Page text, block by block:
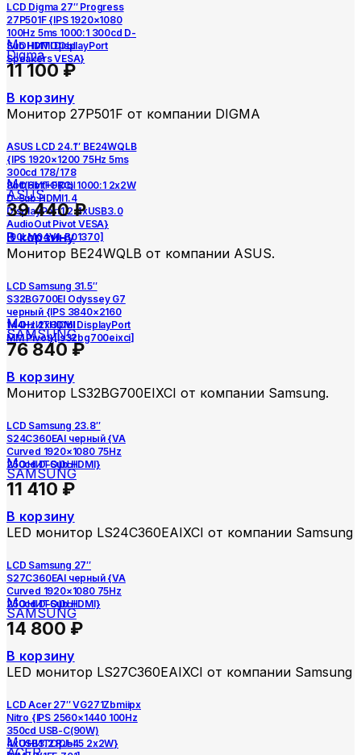
LCD Digma 27″ Progress
27P501F {IPS 1920×1080
100Hz 5ms 1000:1 300cd D-
Sub HDMI DisplayPort
Speakers VESA}
Мониторы
Digma
11 100₽
В корзину
Монитор 27P501F от компании DIGMA
ASUS LCD 24.1″ BE24WQLB
{IPS 1920×1200 75Hz 5ms
300cd 178/178
8bit(6bit+FRC) 1000:1 2x2W
D-Sub HDMI1.4
DisplayPort1.2 4xUSB3.0
AudioOut Pivot VESA}
[90LM04V1-B01370]
Мониторы
ASUS
39 440₽
В корзину
Монитор BE24WQLB от компании ASUS.
LCD Samsung 31.5″
S32BG700EI Odyssey G7
черный {IPS 3840×2160
144Hz 2xHDMI DisplayPort
MM Pivot}[ls32bg700eixci]
Мониторы
SAMSUNG
76 840₽
В корзину
Монитор LS32BG700EIXCI от компании Samsung.
LCD Samsung 23.8″
S24C360EAI черный {VA
Curved 1920×1080 75Hz
250cd D-Sub HDMI}
Мониторы
SAMSUNG
11 410 ₽
В корзину
LED монитор LS24C360EAIXCI от компании Samsung
LCD Samsung 27″
S27C360EAI черный {VA
Curved 1920×1080 75Hz
250cd D-Sub HDMI}
Мониторы
SAMSUNG
14 800 ₽
В корзину
LED монитор LS27C360EAIXCI от компании Samsung
LCD Acer 27″ VG271Zbmiipx
Nitro {IPS 2560×1440 100Hz
350cd USB-C(90W)
4xUSB3.2 RJ-45 2x2W}
Мониторы